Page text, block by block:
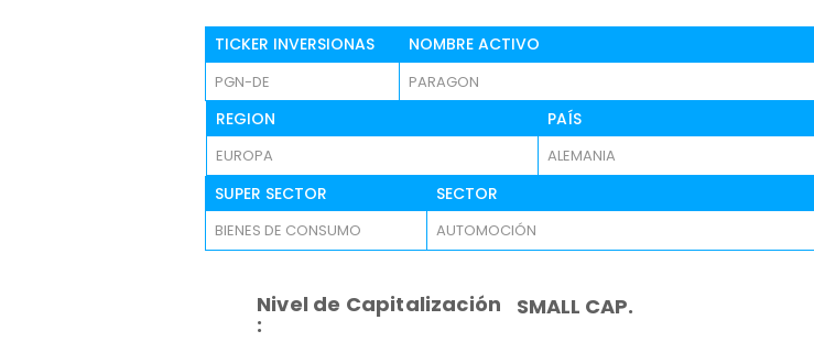
TICKER INVERSIONAS NOMBRE ACTIVO
PGN-DE PARAGON
REGION PAÍS
EUROPA ALEMANIA
SUPER SECTOR SECTOR
BIENES DE CONSUMO AUTOMOCIÓN
Nivel de Capitalización
:
SMALL CAP.